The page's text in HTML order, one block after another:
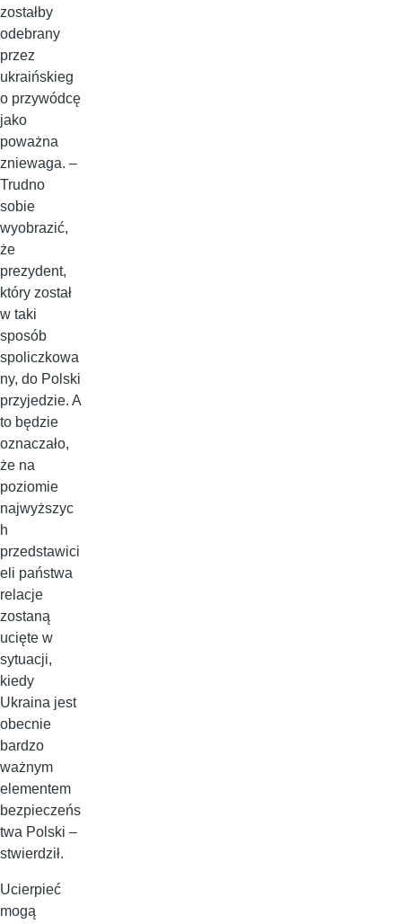
zostałby
odebrany
przez
ukraińskieg
o przywódcę
jako
poważna
zniewaga. –
Trudno
sobie
wyobrazić,
że
prezydent,
który został
w taki
sposób
spoliczkowa
ny, do Polski
przyjedzie. A
to będzie
oznaczało,
że na
poziomie
najwyższyc
h
przedstawici
eli państwa
relacje
zostaną
ucięte w
sytuacji,
kiedy
Ukraina jest
obecnie
bardzo
ważnym
elementem
bezpieczeńs
twa Polski –
stwierdził.
Ucierpieć
mogą